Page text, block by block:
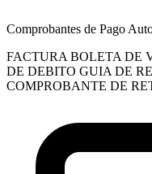
Comprobantes de Pago
FACTURA BOLETA DE
DE DEBITO GUIA DE
COMPROBANTE DE